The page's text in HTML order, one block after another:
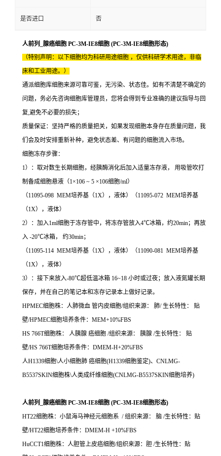
是否进口 否
人前列_腺癌细胞 PC-3M-IE8细胞 (PC-3M-IE8细胞形态)
（特别声明：以下细胞均为科研用途细胞 ，仅供科研学术用途，非临
床和工业用途。）
通派细胞库细胞来源可靠可鉴，无污染、状态佳。如有不清楚不确定的
问题，务必先咨询细胞库管理员，您将会得到专业准确的建议指导与回
复,避免不必要的损失；
质量保证：坚持严格的质量把关，如果发现细胞本身存在质量问题，我
们会及时安排重新补种，避免状态差、有问题的细胞流入市场。
细胞冻存步骤：
1）：取对数生长期细胞，经胰酶消化后加入适量冻存液， 用吸管吹打
制备成细胞悬液（1×106 ~ 5 ×106细胞/ml）
（11095-098 MEM培养基（1X），液体）（11095-072 MEM培养基
（1X），液体）
2）：加入1ml细胞于冻存管中，将冻存管放入4℃冰箱，约20min；再放
入 -20℃冰箱， 约30min；
（11095-114 MEM培养基（1X），液体）（11090-081 MEM培养基
（1X），液体）
3）：接下来放入-80℃超低温冰箱 16~18 小时或过夜；放入液氮罐长期
保存，并在自己的笔记本和冻存记录本上做好记录。
HPMEC细胞株：人肺微血 管内皮细胞/组织来源： 肺/ 生长特性： 贴
壁/HPMEC细胞培养条件：MEM+10%FBS
HS 766T细胞株： 人胰腺 癌细胞 /组织来源： 胰腺 /生长特性： 贴
壁/HS 766T细胞培养条件：DMEM-H+20%FBS
人H1339细胞\人小细胞肺 癌细胞(H1339细胞鉴定)、CNLMG-
B5537SKIN细胞株\人类成纤维细胞(CNLMG-B5537SKIN细胞培养)
人前列_腺癌细胞 PC-3M-IE8细胞 (PC-3M-IE8细胞形态)
HT22细胞株：小鼠海马神经元细胞系 / 组织来源： 脑 /生长特性：贴
壁/HT22细胞培养条件：DMEM-H +10%FBS
HuCCT1细胞株：人胆管上皮癌细胞/组织来源：胆 /生长特性：贴